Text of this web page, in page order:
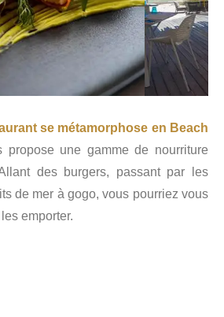
se métamorphose en Beach
propose une gamme de nourriture
des burgers, passant par les
de mer à gogo, vous pourriez vous
emporter.